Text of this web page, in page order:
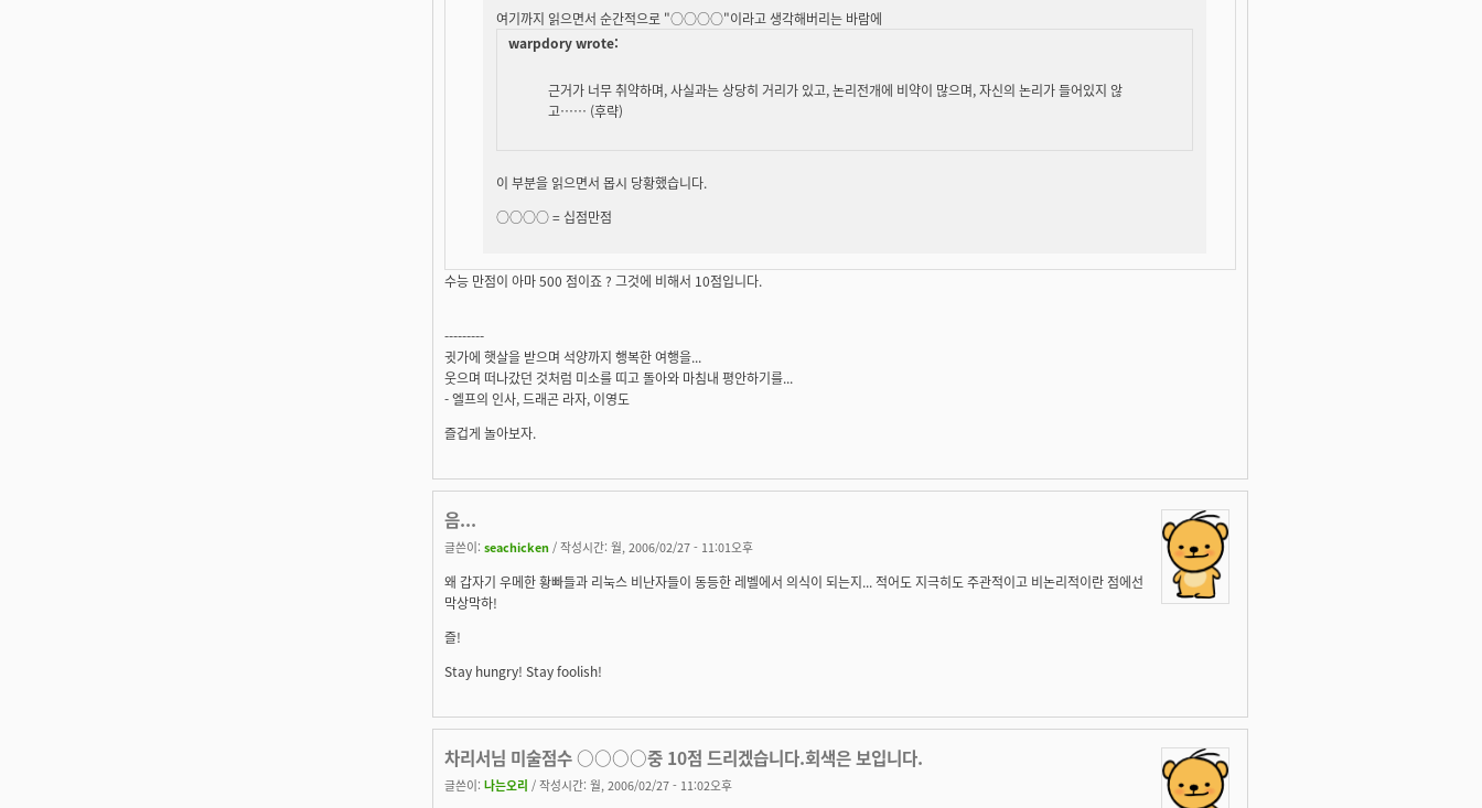
여기까지 읽으면서 순간적으로 "○○○○"이라고 생각해버리는 바람에
warpdory wrote:
근거가 너무 취약하며, 사실과는 상당히 거리가 있고, 논리전개에 비약이 많으며, 자신의 논리가 들어있지 않
고…… (후략)
이 부분을 읽으면서 몹시 당황했습니다.
○○○○ =십점만점
수능 만점이 아마 500 점이죠 ? 그것에 비해서 10점입니다.
---------
귓가에 햇살을 받으며 석양까지 행복한 여행을...
웃으며 떠나갔던 것처럼 미소를 띠고 돌아와 마침내 평안하기를...
- 엘프의 인사, 드래곤 라자, 이영도
즐겁게 놀아보자.
음...
글쓴이: seachicken / 작성시간: 월, 2006/02/27 - 11:01오후
왜 갑자기 우메한 황빠들과 리눅스 비난자들이 동등한 레벨에서 의식이 되는지... 적어도 지극히도 주관적이고 비논리적이란 점에선
막상막하!
즐!
Stay hungry! Stay foolish!
차리서님 미술점수 ○○○○중 10점 드리겠습니다.회색은 보입니다.
글쓴이: 나는오리 / 작성시간: 월, 2006/02/27 - 11:02오후